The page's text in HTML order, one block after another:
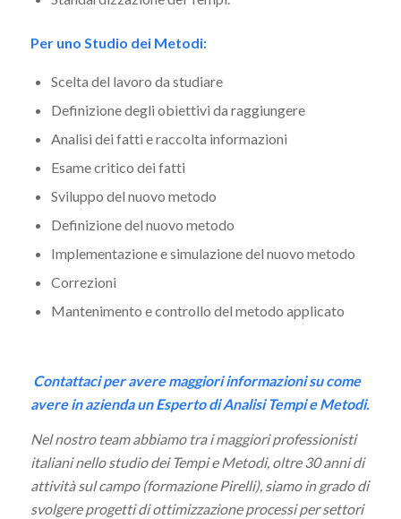
Per uno Studio dei Metodi:
Scelta del lavoro da studiare
Definizione degli obiettivi da raggiungere
Analisi dei fatti e raccolta informazioni
Esame critico dei fatti
Sviluppo del nuovo metodo
Definizione del nuovo metodo
Implementazione e simulazione del nuovo metodo
Correzioni
Mantenimento e controllo del metodo applicato
Contattaci per avere maggiori informazioni su come
avere in azienda un Esperto di Analisi Tempi e Metodi.
Nel nostro team abbiamo tra i maggiori professionisti
italiani nello studio dei Tempi e Metodi, oltre 30 anni di
attività sul campo (formazione Pirelli), siamo in grado di
svolgere progetti di ottimizzazione processi per settori